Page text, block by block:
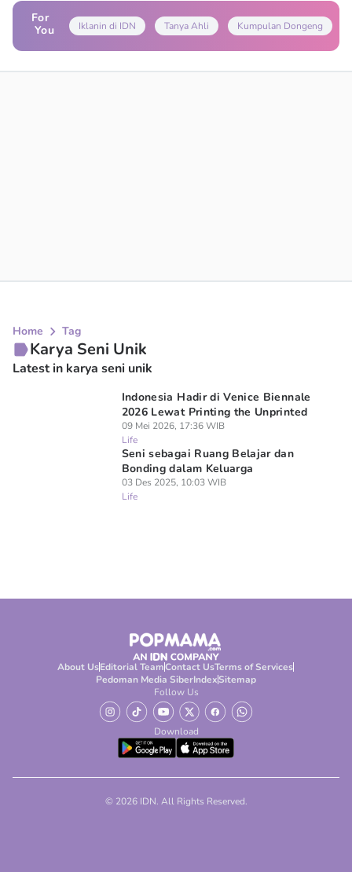
For
You
Iklanin di IDN Tanya Ahli Kumpulan Dongeng
Home Tag
Karya Seni Unik
Latest in karya seni unik
Indonesia Hadir di Venice Biennale
2026 Lewat Printing the Unprinted
09 Mei 2026, 17:36 WIB
Life
Seni sebagai Ruang Belajar dan
Bonding dalam Keluarga
03 Des 2025, 10:03 WIB
Life
About UsEditorial TeamContact UsTerms of Services
Pedoman Media SiberIndexSitemap
Follow Us
Download
© 2026 IDN. All Rights Reserved.